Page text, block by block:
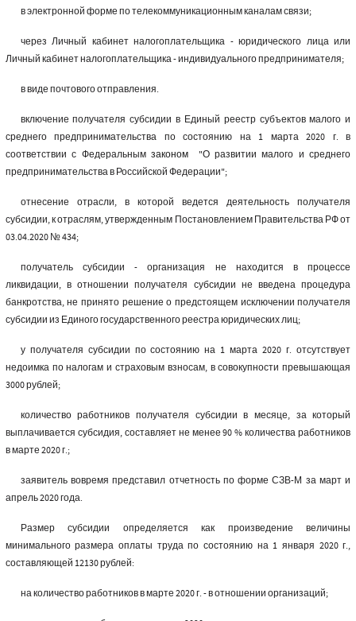
в электронной форме по телекоммуникационным каналам связи;
через Личный кабинет налогоплательщика - юридического лица или
Личный кабинет налогоплательщика - индивидуального предпринимателя;
в виде почтового отправления.
включение получателя субсидии в Единый реестр субъектов малого и
среднего предпринимательства по состоянию на 1 марта 2020 г. в
соответствии с Федеральным законом"О развитии малого и среднего
предпринимательства в Российской Федерации";
отнесение отрасли, в которой ведется деятельность получателя
субсидии, к отраслям, утвержденным Постановлением Правительства РФ от
03.04.2020 № 434;
получатель субсидии - организация не находится в процессе
ликвидации, в отношении получателя субсидии не введена процедура
банкротства, не принято решение о предстоящем исключении получателя
субсидии из Единого государственного реестра юридических лиц;
у получателя субсидии по состоянию на 1 марта 2020 г. отсутствует
недоимка по налогам и страховым взносам, в совокупности превышающая
3000 рублей;
количество работников получателя субсидии в месяце, за который
выплачивается субсидия, составляет не менее 90 % количества работников
в марте 2020 г.;
заявитель вовремя представил отчетность по форме СЗВ-М за март и
апрель 2020 года.
Размер субсидии определяется как произведение величины
минимального размера оплаты труда по состоянию на 1 января 2020 г.,
составляющей 12130 рублей:
на количество работников в марте 2020 г. - в отношении организаций;